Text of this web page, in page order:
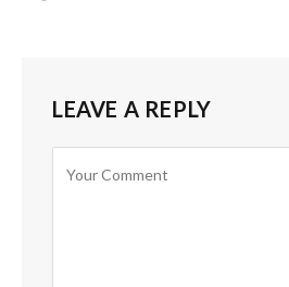
LEAVE A REPLY